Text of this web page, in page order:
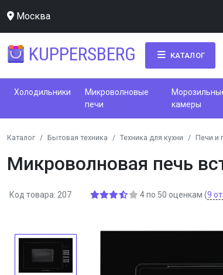
Москва
KUPPERSBERG КАТАЛОГ
Холодильники
Микроволновые
печи
камеры
Каталог Бытовая техника Техника для кухни Печи и
Микроволновая печь
Код товара: 207 4по 50 оценкам (9